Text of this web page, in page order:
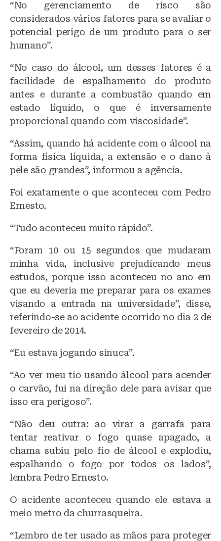
“No gerenciamento de risco são
considerados vários fatores para se avaliar o
potencial perigo de um produto para o ser
humano”.
“No caso do álcool, um desses fatores é a
facilidade de espalhamento do produto
antes e durante a combustão quando em
estado líquido, o que é inversamente
proporcional quando com viscosidade”.
“Assim, quando há acidente com o álcool na
forma física líquida, a extensão e o dano à
pele são grandes”, informou a agência.
Foi exatamente o que aconteceu com Pedro
Ernesto.
“Tudo aconteceu muito rápido”.
“Foram 10 ou 15 segundos que mudaram
minha vida, inclusive prejudicando meus
estudos, porque isso aconteceu no ano em
que eu deveria me preparar para os exames
visando a entrada na universidade”, disse,
referindo-se ao acidente ocorrido no dia 2 de
fevereiro de 2014.
“Eu estava jogando sinuca”.
“Ao ver meu tio usando álcool para acender
o carvão, fui na direção dele para avisar que
isso era perigoso”.
“Não deu outra: ao virar a garrafa para
tentar reativar o fogo quase apagado, a
chama subiu pelo fio de álcool e explodiu,
espalhando o fogo por todos os lados”,
lembra Pedro Ernesto.
O acidente aconteceu quando ele estava a
meio metro da churrasqueira.
“Lembro de ter usado as mãos para proteger